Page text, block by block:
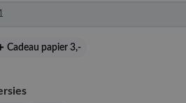
Cadeau papier 3,-